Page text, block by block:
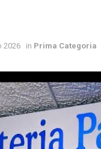
2026 in Prima Categoria